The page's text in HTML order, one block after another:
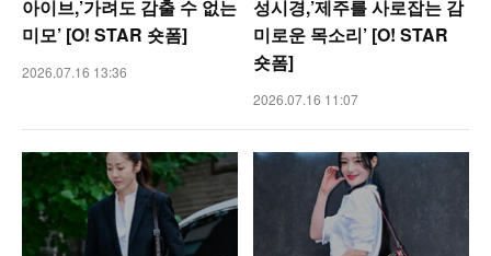
아이브,’가려도 감출 수 없는
미모’ [O! STAR 숏폼]
2026.07.16 13:36
성시경,’제주를 사로잡는 감
미로운 목소리’ [O! STAR
숏폼]
2026.07.16 11:07